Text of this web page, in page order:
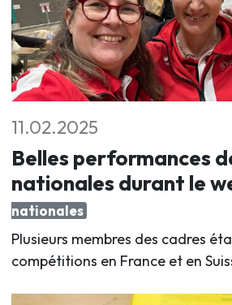
11.02.2025
Belles performances
nationales durant le
nationales
Plusieurs membres des cadres
compétitions en France et en